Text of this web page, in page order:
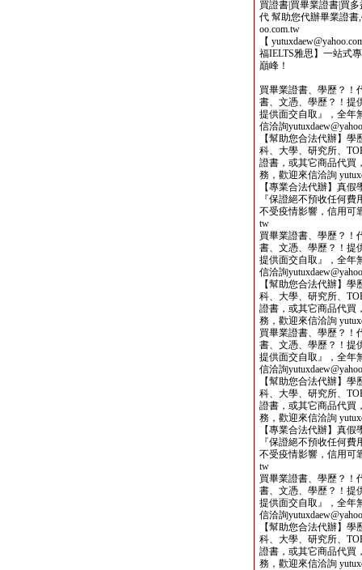
買證書|買畢業證書|買
代 幫助您代辦畢業證書
oo.com.tw
【
福IELTS雅思】一站式
巔峰！
買畢業證書、學歷？！
書、文憑、學歷？！提
提供面交自取』，全年
信洽詢
【幫助您合法代辦】
科、大學、研究所、
證書，或其它商品代買
務，歡迎來信洽詢
【專業合法代辦】真
『保證絕不預收任何
不受疫情影響，信用可
tw
買畢業證書、學歷？！
書、文憑、學歷？！提
提供面交自取』，全年
信洽詢
【幫助您合法代辦】
科、大學、研究所、
證書，或其它商品代買
務，歡迎來信洽詢
買畢業證書、學歷？！
書、文憑、學歷？！提
提供面交自取』，全年
信洽詢
【幫助您合法代辦】
科、大學、研究所、
證書，或其它商品代買
務，歡迎來信洽詢
【專業合法代辦】真
『保證絕不預收任何
不受疫情影響，信用可
tw
買畢業證書、學歷？！
書、文憑、學歷？！提
提供面交自取』，全年
信洽詢
【幫助您合法代辦】
科、大學、研究所、
證書，或其它商品代買
務，歡迎來信洽詢